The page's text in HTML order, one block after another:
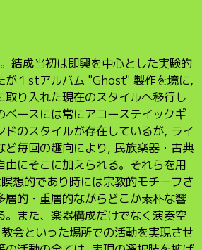
結成当初は即興を中心とした実験的
が１stアルバム "Ghost" 製作を境に,
取り入れた現在のスタイルへ移行し
ースには常にアコーステイックギ
ドのスタイルが存在しているが, ライ
ど毎回の趣向により, 民族楽器・古典
由にそこに加えられる。それらを用
想的であり時には宗教的モチーフさ
層的・重層的ながらどこか素朴な響
。また、楽器構成だけでなく演奏空
会といった場所での活動を実現させ